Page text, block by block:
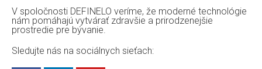
V spoločnosti DEFINELO veríme, že moderné technológie
nám pomáhajú vytvárať zdravšie a prirodzenejšie
prostredie pre bývanie.
Sledujte nás na sociálnych sieťach: